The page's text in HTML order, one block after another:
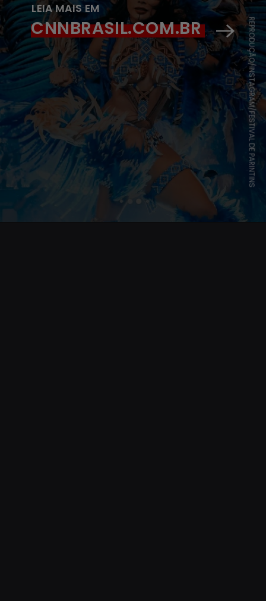
REPRODUÇÃO/INSTAGRAM/FESTIVAL DE PARINTINS
LEIA MAIS EM
CNNBRASIL.COM.BR